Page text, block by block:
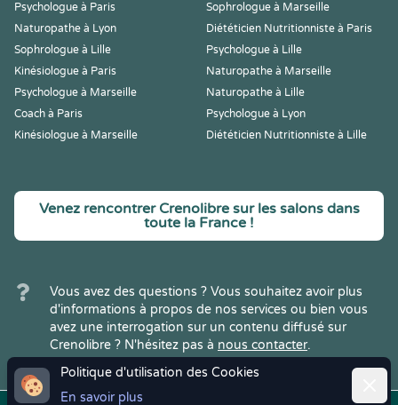
Politique d'utilisation des Cookies
En savoir plus
Psychologue à Paris
Sophrologue à Marseille
Naturopathe à Lyon
Diététicien Nutritionniste à Paris
Sophrologue à Lille
Psychologue à Lille
Kinésiologue à Paris
Naturopathe à Marseille
Psychologue à Marseille
Naturopathe à Lille
Coach à Paris
Psychologue à Lyon
Kinésiologue à Marseille
Diététicien Nutritionniste à Lille
Venez rencontrer Crenolibre sur les salons dans
toute la France !
Vous avez des questions ? Vous souhaitez avoir plus
d'informations à propos de nos services ou bien vous
avez une interrogation sur un contenu diffusé sur
Crenolibre ? N'hésitez pas à nous contacter.